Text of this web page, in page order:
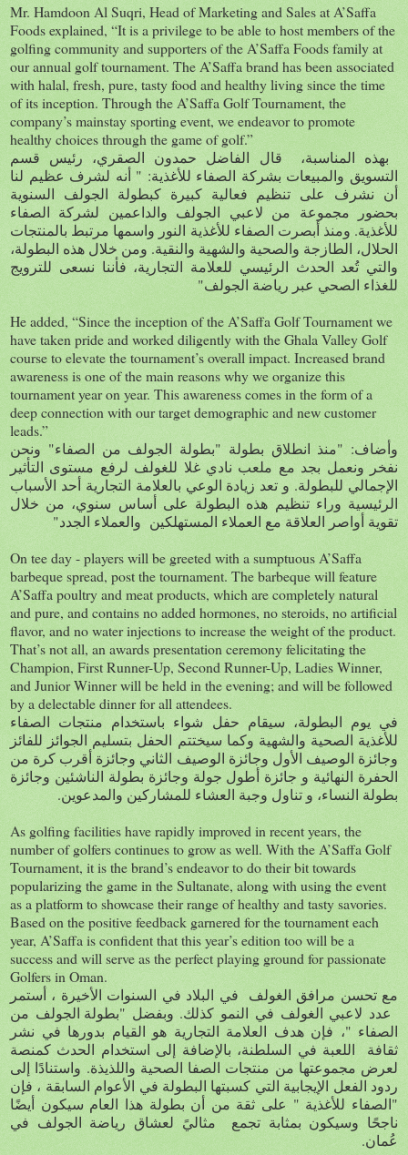
Mr. Hamdoon Al Suqri, Head of Marketing and Sales at A’Saffa
Foods explained, “It is a privilege to be able to host members of the
golfing community and supporters of the A’Saffa Foods family at
our annual golf tournament. The A’Saffa brand has been associated
with halal, fresh, pure, tasty food and healthy living since the time
of its inception. Through the A’Saffa Golf Tournament, the
company’s mainstay sporting event, we endeavor to promote
healthy choices through the game of golf.”
بهذه المناسبة، قال الفاضل حمدون الصقري، رئيس قسم
التسويق والمبيعات بشركة الصفاء للأغذية: " أنه لشرف عظيم لنا
أن نشرف على تنظيم فعالية كبيرة كبطولة الجولف السنوية
بحضور مجموعة من لاعبي الجولف والداعمين لشركة الصفاء
للأغذية. ومنذ أبصرت الصفاء للأغذية النور واسمها مرتبط بالمنتجات
الحلال، الطازجة والصحية والشهية والنقية. ومن خلال هذه البطولة،
والتي تُعد الحدث الرئيسي للعلامة التجارية، فأننا نسعى للترويج
للغذاء الصحي عبر رياضة الجولف"
He added, “Since the inception of the A’Saffa Golf Tournament we
have taken pride and worked diligently with the Ghala Valley Golf
course to elevate the tournament’s overall impact. Increased brand
awareness is one of the main reasons why we organize this
tournament year on year. This awareness comes in the form of a
deep connection with our target demographic and new customer
leads.”
وأضاف: "منذ انطلاق بطولة "بطولة الجولف من الصفاء" ونحن
نفخر ونعمل بجد مع ملعب نادي غلا للغولف لرفع مستوى التأثير
الإجمالي للبطولة. و تعد زيادة الوعي بالعلامة التجارية أحد الأسباب
الرئيسية وراء تنظيم هذه البطولة على أساس سنوي، من خلال
تقوية أواصر العلاقة مع العملاء المستهلكين
والعملاء الجدد"
On tee day - players will be greeted with a sumptuous A’Saffa
barbeque spread, post the tournament. The barbeque will feature
A’Saffa poultry and meat products, which are completely natural
and pure, and contains no added hormones, no steroids, no artificial
flavor, and no water injections to increase the weight of the product.
That’s not all, an awards presentation ceremony felicitating the
Champion, First Runner-Up, Second Runner-Up, Ladies Winner,
and Junior Winner will be held in the evening; and will be followed
by a delectable dinner for all attendees.
في يوم البطولة، سيقام حفل شواء باستخدام منتجات الصفاء
للأغذية الصحية والشهية وكما سيختتم الحفل بتسليم الجوائز للفائز
وجائزة الوصيف الأول وجائزة الوصيف الثاني وجائزة أقرب كرة من
الحفرة النهائية و جائزة أطول جولة وجائزة بطولة الناشئين وجائزة
بطولة النساء، و تناول وجبة العشاء للمشاركين والمدعوين.
As golfing facilities have rapidly improved in recent years, the
number of golfers continues to grow as well. With the A’Saffa Golf
Tournament, it is the brand’s endeavor to do their bit towards
popularizing the game in the Sultanate, along with using the event
as a platform to showcase their range of healthy and tasty savories.
Based on the positive feedback garnered for the tournament each
year, A’Saffa is confident that this year’s edition too will be a
success and will serve as the perfect playing ground for passionate
Golfers in Oman.
مع تحسن مرافق الغولف في البلاد في السنوات الأخيرة ، أستمر
عدد لاعبي الغولف في النمو كذلك. وبفضل "بطولة الجولف من
الصفاء "، فإن هدف العلامة التجارية هو القيام بدورها في نشر
ثقافة اللعبة في السلطنة، بالإضافة إلى استخدام الحدث كمنصة
لعرض مجموعتها من منتجات الصفا الصحية واللذيذة. واستنادًا إلى
ردود الفعل الإيجابية التي كسبتها البطولة في الأعوام السابقة ، فإن
" الصفاء للأغذية " على ثقة من أن بطولة هذا العام سيكون أيضًا
ناجحًا وسيكون بمثابة تجمع مثاليً
لعشاق رياضة الجولف في
عُمان.